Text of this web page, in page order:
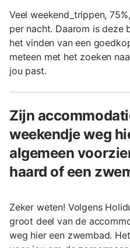
Veel weekend_trippen,
per nacht. Daarom is
het vinden van een
meteen met het zoeken
jou past.
Zijn
weekendje weg
algemeen
haard of een
Zeker weten! Volgens
groot deel van de
weg hier een zwembad.